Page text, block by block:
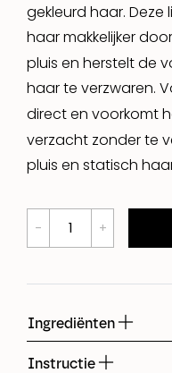
gekleurd haar.
haar makkelijker
pluis en herstelt de
haar te verzwaren.
direct en voorkomt
verzacht zonder te
pluis en statisch
Ingrediënten
Instructie